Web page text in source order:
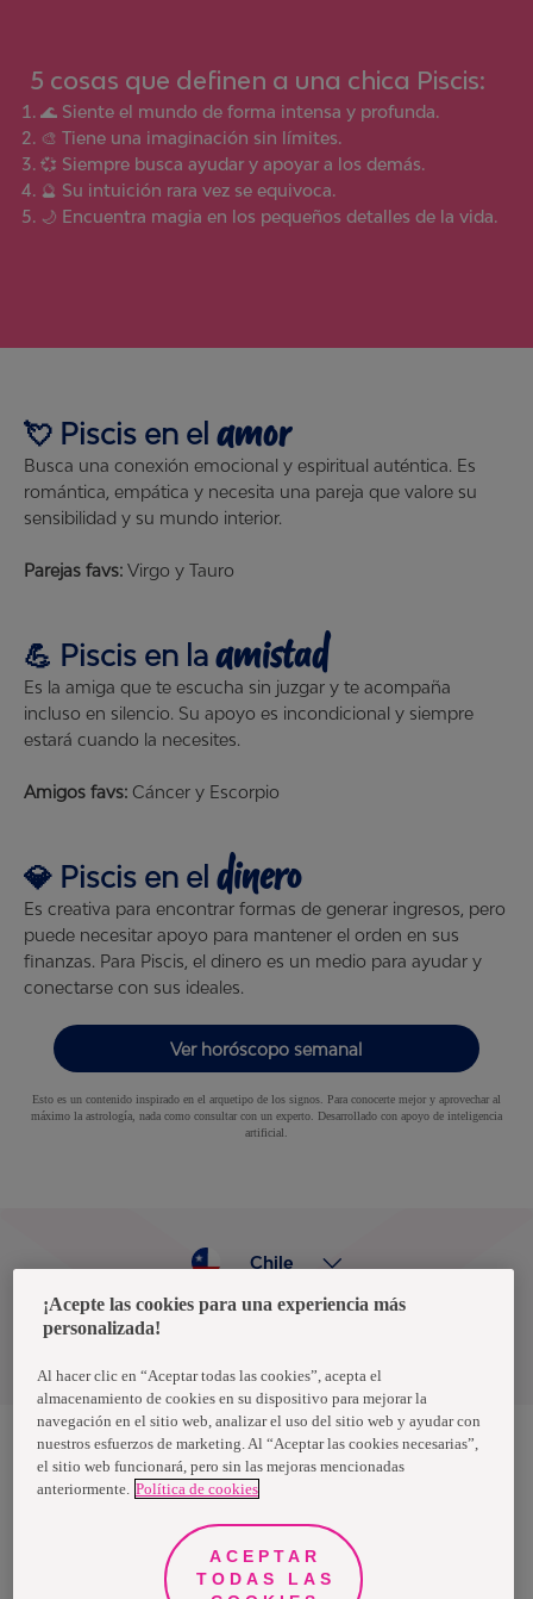
5 cosas que definen a una chica Piscis:
🌊 Siente el mundo de forma intensa y profunda.
🎨 Tiene una imaginación sin límites.
💞 Siempre busca ayudar y apoyar a los demás.
🔮 Su intuición rara vez se equivoca.
🌙 Encuentra magia en los pequeños detalles de la vida.
💘 Piscis en el amor
Busca una conexión emocional y espiritual auténtica. Es
romántica, empática y necesita una pareja que valore su
sensibilidad y su mundo interior.
Parejas favs: Virgo y Tauro
💪 Piscis en la amistad
Es la amiga que te escucha sin juzgar y te acompaña
incluso en silencio. Su apoyo es incondicional y siempre
estará cuando la necesites.
Amigos favs: Cáncer y Escorpio
💎 Piscis en el dinero
Es creativa para encontrar formas de generar ingresos, pero
puede necesitar apoyo para mantener el orden en sus
finanzas. Para Piscis, el dinero es un medio para ayudar y
conectarse con sus ideales.
Ver horóscopo semanal
Esto es un contenido inspirado en el arquetipo de los signos. Para conocerte mejor y aprovechar al
máximo la astrología, nada como consultar con un experto. Desarrollado con apoyo de inteligencia
artificial.
Política de privacidad de datos
Chile
Nosotras, una marca de Essity - una compañía global líder en
higiene y salud. Cada día, mil millones de personas, en todo el
propósito es romper barreras por el bienestar en beneficio de
consumidores, pacientes, cuidadores, clientes y la sociedad en
general. Vendemos en aproximadamente 150 países bajo las
principales marcas globales TENA y Tork, así como otras marcas
¡Acepte las cookies para una experiencia más
personalizada!
Al hacer clic en “Aceptar todas las cookies”, acepta el
almacenamiento de cookies en su dispositivo para mejorar la
navegación en el sitio web, analizar el uso del sitio web y ayudar con
nuestros esfuerzos de marketing. Al “Aceptar las cookies necesarias”,
el sitio web funcionará, pero sin las mejoras mencionadas
anteriormente. Política de cookies
ACEPTAR
TODAS LAS